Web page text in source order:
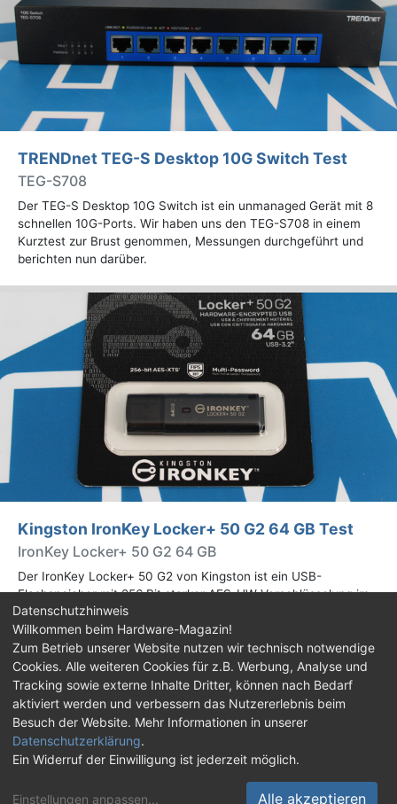
TRENDnet TEG-S Desktop 10G Switch Test
TEG-S708
Der TEG-S Desktop 10G Switch ist ein unmanaged Gerät mit 8
schnellen 10G-Ports. Wir haben uns den TEG-S708 in einem
Kurztest zur Brust genommen, Messungen durchgeführt und
berichten nun darüber.
Kingston IronKey Locker+ 50 G2 64 GB Test
IronKey Locker+ 50 G2 64 GB
Der IronKey Locker+ 50 G2 von Kingston ist ein USB-
Flashspeicher mit 256 Bit starker AES-HW-Verschlüsselung im
XTS-Modus. Wir haben das 64-GB-Modell im Praxistest
genauer begutachtet.
Impressum| Kontakt |Jobs |Datenschutz |
Consent‑Einstellungen |Haftungsausschluss
Feed Facebook
Twitch
Discord
Datenschutzhinweis
Willkommen beim Hardware-Magazin!
Zum Betrieb unserer Website nutzen wir technisch notwendige
Cookies. Alle weiteren Cookies für z.B. Werbung, Analyse und
Tracking sowie externe Inhalte Dritter, können nach Bedarf
aktiviert werden und verbessern das Nutzererlebnis beim
Besuch der Website. Mehr Informationen in unserer
Datenschutzerklärung.
Ein Widerruf der Einwilligung ist jederzeit möglich.
Einstellungen anpassen... Alle akzeptieren